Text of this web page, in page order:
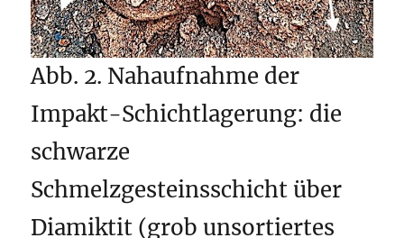
Abb. 2. Nahaufnahme der
Impakt-Schichtlagerung: die
schwarze
Schmelzgesteinsschicht über
Diamiktit (grob unsortiertes